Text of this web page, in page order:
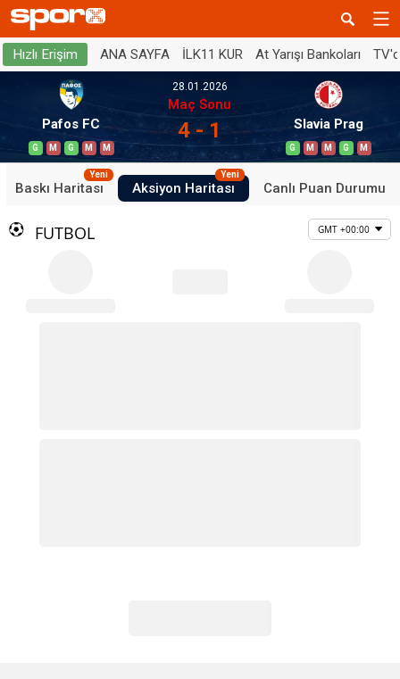
Hızlı Erişim ANA SAYFA İLK11 KUR At Yarışı Bankoları
Pafos FC
G M G M M
28.01.2026
Maç Sonu
4 - 1 Slavia Prag
G M M G M
Baskı Haritası
Yeni
Aksiyon Haritası
Yeni
Canlı Puan Durumu
FUTBOL GMT +00:00